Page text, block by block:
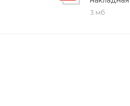
3 мб